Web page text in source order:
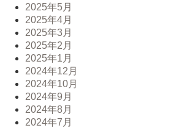
2025年5月
2025年4月
2025年3月
2025年2月
2025年1月
2024年12月
2024年10月
2024年9月
2024年8月
2024年7月